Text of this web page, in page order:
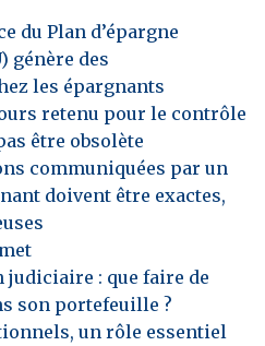
du Plan d’épargne
génère des
les épargnants
retenu pour le contrôle
être obsolète
communiquées par un
doivent être exactes,
judiciaire : que faire de
son portefeuille ?
un rôle essentiel